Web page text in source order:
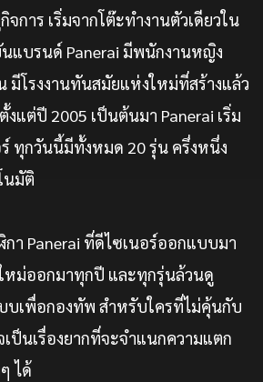
การ เริ่มจากโต๊ะทำงานตัวเดียวใน
แบรนด์ Panerai มีพนักงานหญิง
มีโรงงานทันสมัยแห่งใหม่ที่สร้างแล้ว
แต่ปี 2005 เป็นต้นมา Panerai เริ่ม
ทุกวันนี้มีทั้งหมด 20 รุ่น ครึ่งหนึ่ง
นมัติ
า Panerai ที่ดีไซเนอร์ออกแบบมา
หม่ออกมาทุกปี และทุกรุ่นล้วนดู
เพื่อกองทัพ สำหรับใครที่ไม่คุ้นกับ
ป็นเรื่องยากที่จะจำแนกความแตก
ได้